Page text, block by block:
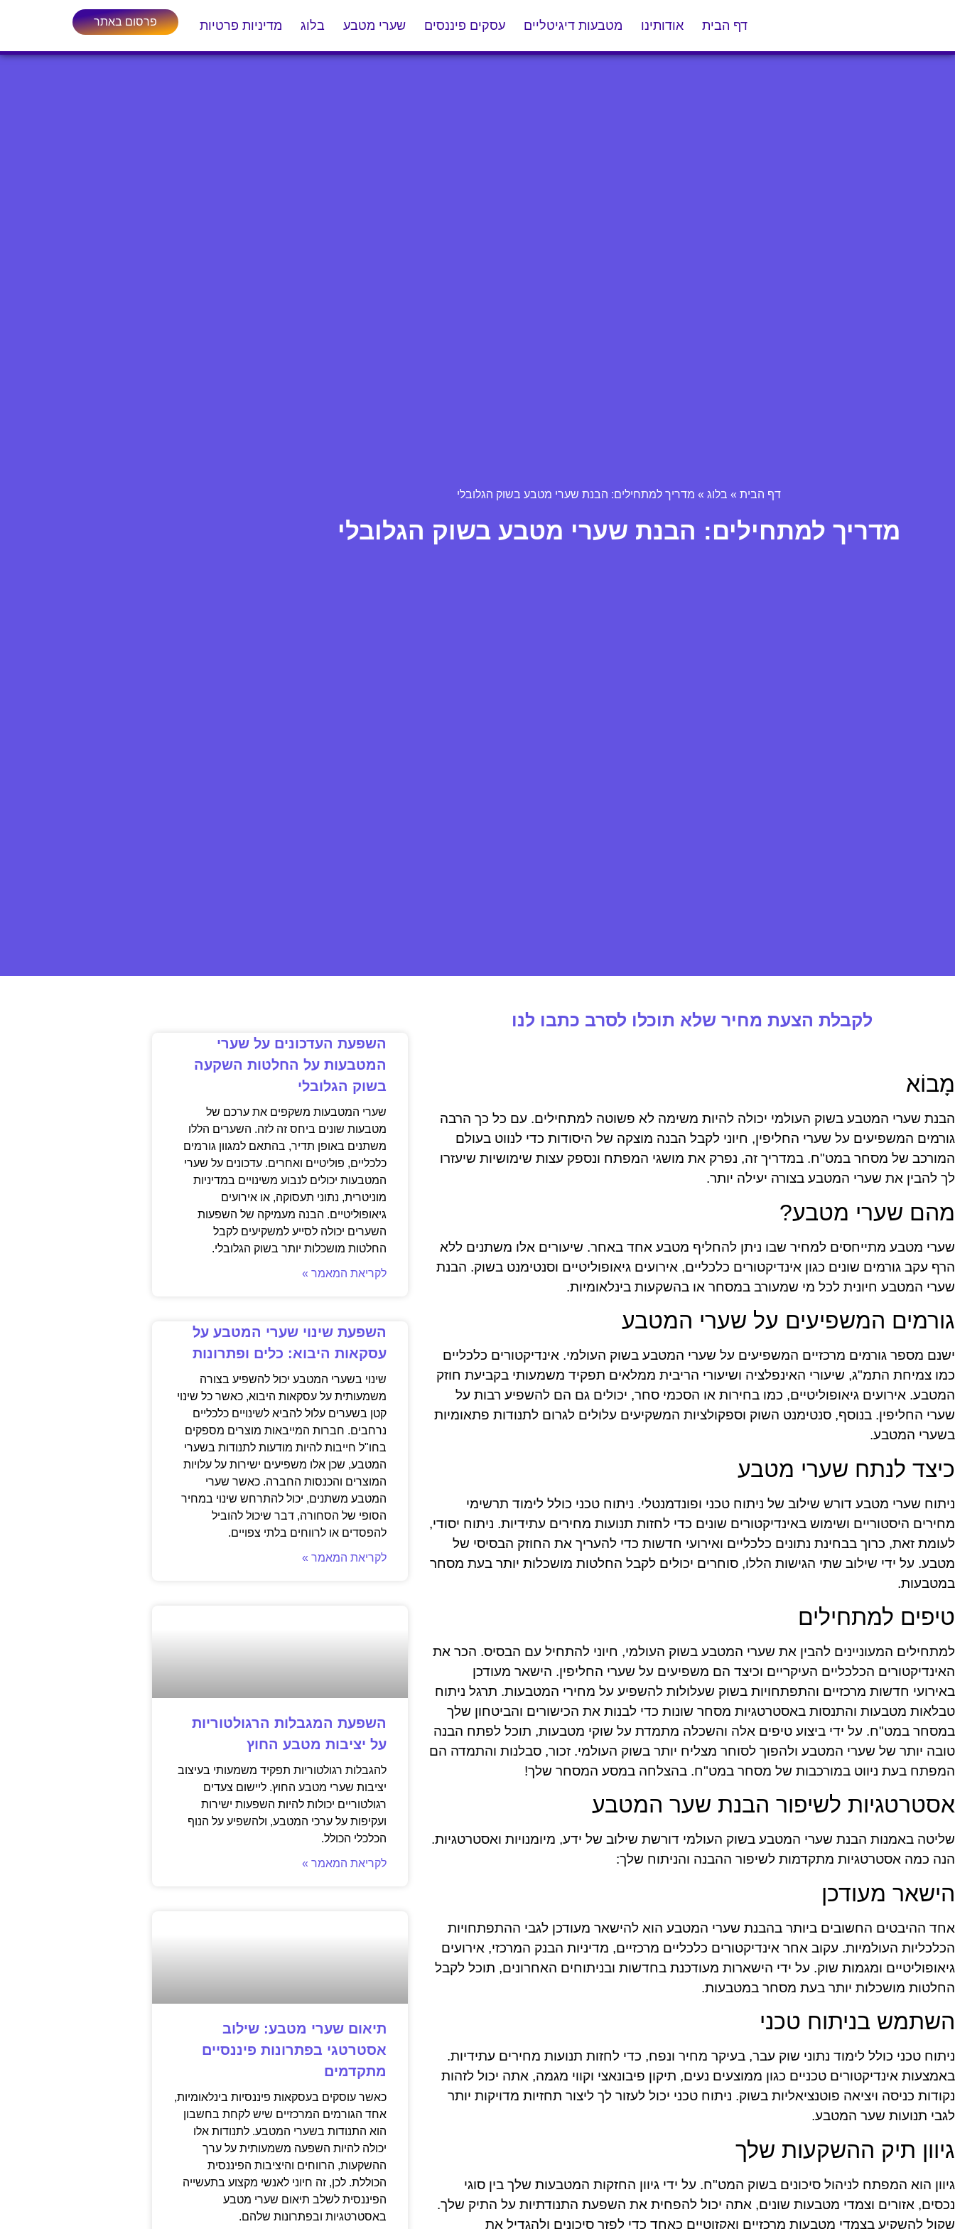
דף הבית אודותינו מטבעות דיגיטליים עסקים פיננסים שערי מטבע בלוג מדיניות פרטיות פרסום באתר
דף הבית » בלוג » מדריך למתחילים: הבנת שערי מטבע בשוק הגלובלי
מדריך למתחילים: הבנת שערי מטבע בשוק הגלובלי
לקבלת הצעת מחיר שלא תוכלו לסרב כתבו לנו
מָבוֹא
הבנת שערי המטבע בשוק העולמי יכולה להיות משימה לא פשוטה למתחילים. עם כל כך הרבה
גורמים המשפיעים על שערי החליפין, חיוני לקבל הבנה מוצקה של היסודות כדי לנווט בעולם
המורכב של מסחר במט"ח. במדריך זה, נפרק את מושגי המפתח ונספק עצות שימושיות שיעזרו
לך להבין את שערי המטבע בצורה יעילה יותר.
מהם שערי מטבע?
שערי מטבע מתייחסים למחיר שבו ניתן להחליף מטבע אחד באחר. שיעורים אלו משתנים ללא
הרף עקב גורמים שונים כגון אינדיקטורים כלכליים, אירועים גיאופוליטיים וסנטימנט בשוק. הבנת
שערי המטבע חיונית לכל מי שמעורב במסחר או בהשקעות בינלאומיות.
גורמים המשפיעים על שערי המטבע
ישנם מספר גורמים מרכזיים המשפיעים על שערי המטבע בשוק העולמי. אינדיקטורים כלכליים
כמו צמיחת התמ"ג, שיעורי האינפלציה ושיעורי הריבית ממלאים תפקיד משמעותי בקביעת חוזק
המטבע. אירועים גיאופוליטיים, כמו בחירות או הסכמי סחר, יכולים גם הם להשפיע רבות על
שערי החליפין. בנוסף, סנטימנט השוק וספקולציות המשקיעים עלולים לגרום לתנודות פתאומיות
בשערי המטבע.
כיצד לנתח שערי מטבע
ניתוח שערי מטבע דורש שילוב של ניתוח טכני ופונדמנטלי. ניתוח טכני כולל לימוד תרשימי
מחירים היסטוריים ושימוש באינדיקטורים שונים כדי לחזות תנועות מחירים עתידיות. ניתוח יסודי,
לעומת זאת, כרוך בבחינת נתונים כלכליים ואירועי חדשות כדי להעריך את החוזק הבסיסי של
מטבע. על ידי שילוב שתי הגישות הללו, סוחרים יכולים לקבל החלטות מושכלות יותר בעת מסחר
במטבעות.
טיפים למתחילים
למתחילים המעוניינים להבין את שערי המטבע בשוק העולמי, חיוני להתחיל עם הבסיס. הכר את
האינדיקטורים הכלכליים העיקריים וכיצד הם משפיעים על שערי החליפין. הישאר מעודכן
באירועי חדשות מרכזיים והתפתחויות בשוק שעלולות להשפיע על מחירי המטבעות. תרגל ניתוח
טבלאות מטבעות והתנסות באסטרטגיות מסחר שונות כדי לבנות את הכישורים והביטחון שלך
במסחר במט"ח. על ידי ביצוע טיפים אלה והשכלה מתמדת על שוקי מטבעות, תוכל לפתח הבנה
טובה יותר של שערי המטבע ולהפוך לסוחר מצליח יותר בשוק העולמי. זכור, סבלנות והתמדה הם
המפתח בעת ניווט במורכבות של מסחר במט"ח. בהצלחה במסע המסחר שלך!
אסטרטגיות לשיפור הבנת שער המטבע
שליטה באמנות הבנת שערי המטבע בשוק העולמי דורשת שילוב של ידע, מיומנויות ואסטרטגיות.
הנה כמה אסטרטגיות מתקדמות לשיפור ההבנה והניתוח שלך:
הישאר מעודכן
אחד ההיבטים החשובים ביותר בהבנת שערי המטבע הוא להישאר מעודכן לגבי ההתפתחויות
הכלכליות העולמיות. עקוב אחר אינדיקטורים כלכליים מרכזיים, מדיניות הבנק המרכזי, אירועים
גיאופוליטיים ומגמות שוק. על ידי הישארות מעודכנת בחדשות ובניתוחים האחרונים, תוכל לקבל
החלטות מושכלות יותר בעת מסחר במטבעות.
השתמש בניתוח טכני
ניתוח טכני כולל לימוד נתוני שוק עבר, בעיקר מחיר ונפח, כדי לחזות תנועות מחירים עתידיות.
באמצעות אינדיקטורים טכניים כגון ממוצעים נעים, תיקון פיבונאצי וקווי מגמה, אתה יכול לזהות
נקודות כניסה ויציאה פוטנציאליות בשוק. ניתוח טכני יכול לעזור לך ליצור תחזיות מדויקות יותר
לגבי תנועות שער המטבע.
גיוון תיק ההשקעות שלך
גיוון הוא המפתח לניהול סיכונים בשוק המט"ח. על ידי גיוון החזקות המטבעות שלך בין סוגי
נכסים, אזורים וצמדי מטבעות שונים, אתה יכול להפחית את השפעת התנודתיות על התיק שלך.
שקול להשקיע בצמדי מטבעות מרכזיים ואקזוטיים כאחד כדי לפזר סיכונים ולהגדיל את
השפעת העדכונים על שערי
המטבעות על החלטות השקעה
בשוק הגלובלי
שערי המטבעות משקפים את ערכם של
מטבעות שונים ביחס זה לזה. השערים הללו
משתנים באופן תדיר, בהתאם למגוון גורמים
כלכליים, פוליטיים ואחרים. עדכונים על שערי
המטבעות יכולים לנבוע משינויים במדיניות
מוניטרית, נתוני תעסוקה, או אירועים
גיאופוליטיים. הבנה מעמיקה של השפעות
השערים יכולה לסייע למשקיעים לקבל
החלטות מושכלות יותר בשוק הגלובלי.
לקריאת המאמר »
השפעת שינוי שערי המטבע על
עסקאות היבוא: כלים ופתרונות
שינוי בשערי המטבע יכול להשפיע בצורה
משמעותית על עסקאות היבוא, כאשר כל שינוי
קטן בשערים עלול להביא לשינויים כלכליים
נרחבים. חברות המייבאות מוצרים מספקים
בחו"ל חייבות להיות מודעות לתנודות בשערי
המטבע, שכן אלו משפיעים ישירות על עלויות
המוצרים והכנסות החברה. כאשר שערי
המטבע משתנים, יכול להתרחש שינוי במחיר
הסופי של הסחורה, דבר שיכול להוביל
להפסדים או לרווחים בלתי צפויים.
לקריאת המאמר »
השפעת המגבלות הרגולטוריות
על יציבות מטבע החוץ
להגבלות רגולטוריות תפקיד משמעותי בעיצוב
יציבות שערי מטבע החוץ. ליישום צעדים
רגולטוריים יכולות להיות השפעות ישירות
ועקיפות על ערכי המטבע, ולהשפיע על הנוף
הכלכלי הכולל.
לקריאת המאמר »
תיאום שערי מטבע: שילוב
אסטרטגי בפתרונות פיננסיים
מתקדמים
כאשר עוסקים בעסקאות פיננסיות בינלאומיות,
אחד הגורמים המרכזיים שיש לקחת בחשבון
הוא התנודות בשערי המטבע. לתנודות אלו
יכולה להיות השפעה משמעותית על ערך
ההשקעות, הרווחים והיציבות הפיננסית
הכוללת. לכן, זה חיוני לאנשי מקצוע בתעשייה
הפיננסית לשלב תיאום שערי מטבע
באסטרטגיות ובפתרונות שלהם.